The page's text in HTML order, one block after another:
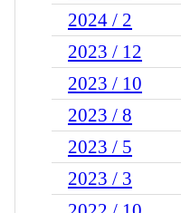
2024 / 2
2023 / 12
2023 / 10
2023 / 8
2023 / 5
2023 / 3